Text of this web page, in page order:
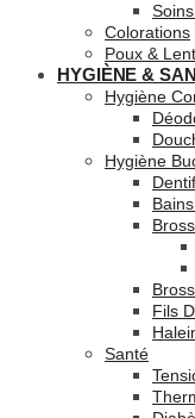
Colorations
Poux &
HYGIÈNE &
Hygiène
Hygiène
Fils
Santé